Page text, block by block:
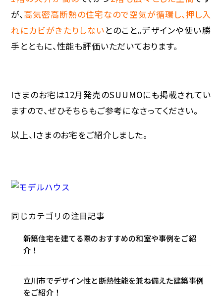
が、高気密高断熱の住宅なので空気が循環し、押し入
れにカビがきたりしないとのこと。デザインや使い勝
手とともに、性能も評価いただいております。
Iさまのお宅は12月発売のSUUMOにも掲載されてい
ますので、ぜひそちらもご参考になさってください。
以上、Iさまのお宅をご紹介しました。
同じカテゴリの注目記事
新築住宅を建てる際のおすすめの和室や事例をご紹
介！
立川市でデザイン性と断熱性能を兼ね備えた建築事例
をご紹介！